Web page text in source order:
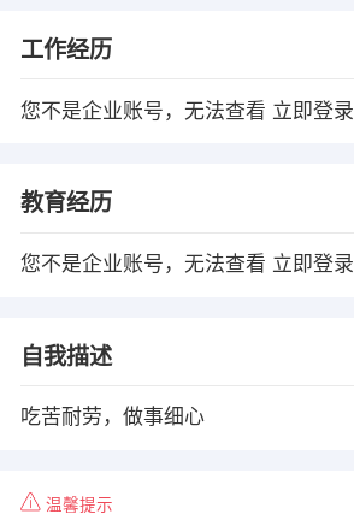
工作经历
您不是企业账号，无法查看 立即登录
教育经历
您不是企业账号，无法查看 立即登录
自我描述
吃苦耐劳，做事细心
温馨提示